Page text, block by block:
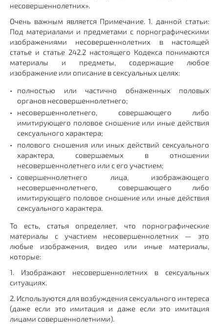
несовершеннолетних».
Очень важным является Примечание. 1. данной статьи:
Под материалами и предметами с порнографическими
изображениями несовершеннолетних в настоящей
статье и статье 242.2 настоящего Кодекса понимаются
материалы и предметы, содержащие любое
изображение или описание в сексуальных целях:
полностью или частично обнаженных половых
органов несовершеннолетнего;
несовершеннолетнего, совершающего либо
имитирующего половое сношение или иные действия
сексуального характера;
полового сношения или иных действий сексуального
характера, совершаемых в отношении
несовершеннолетнего или с его участием;
совершеннолетнего лица, изображающего
несовершеннолетнего, совершающего либо
имитирующего половое сношение или иные действия
сексуального характера.
То есть, статья определяет, что порнографические
материалы с участием несовершеннолетних — это
любые изображения, видео или иные материалы,
которые:
1. Изображают несовершеннолетних в сексуальных
ситуациях.
2. Используются для возбуждения сексуального интереса
(даже если это имитация и даже если это имитация
лицами совершеннолетними).